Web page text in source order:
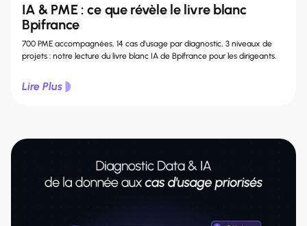
IA & PME : ce que révèle le livre blanc
Bpifrance
700 PME accompagnées, 14 cas d'usage par diagnostic, 3 niveaux de
projets : notre lecture du livre blanc IA de Bpifrance pour les dirigeants.
Lire Plus